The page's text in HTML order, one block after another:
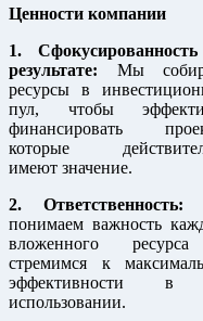
Ценности компании
1.
результате: Мы
ресурсы в
пул, чтобы
финансировать
которые
имеют значение.
2. Ответственность:
понимаем важность
вложенного
стремимся к
эффективности в
использовании.